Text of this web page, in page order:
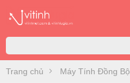
Trang chủ Máy Tính Đồng Bộ